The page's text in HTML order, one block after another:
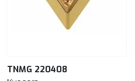
TNMG 220408